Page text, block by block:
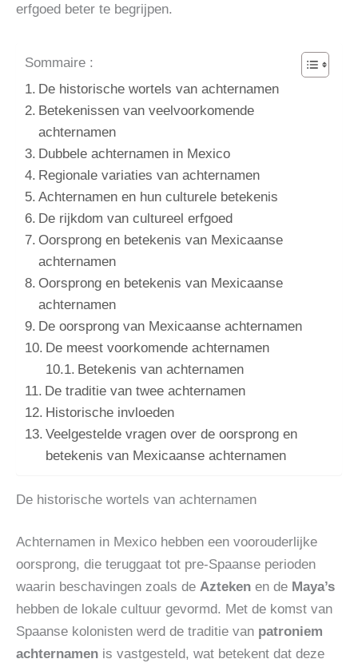
erfgoed beter te begrijpen.
Sommaire :
De historische wortels van achternamen
Betekenissen van veelvoorkomende
achternamen
Dubbele achternamen in Mexico
Regionale variaties van achternamen
Achternamen en hun culturele betekenis
De rijkdom van cultureel erfgoed
Oorsprong en betekenis van Mexicaanse
achternamen
Oorsprong en betekenis van Mexicaanse
achternamen
De oorsprong van Mexicaanse achternamen
De meest voorkomende achternamen
Betekenis van achternamen
De traditie van twee achternamen
Historische invloeden
Veelgestelde vragen over de oorsprong en
betekenis van Mexicaanse achternamen
De historische wortels van achternamen
Achternamen in Mexico hebben een voorouderlijke
oorsprong, die teruggaat tot pre-Spaanse perioden
waarin beschavingen zoals de Azteken en de Maya’s
hebben de lokale cultuur gevormd. Met de komst van
Spaanse kolonisten werd de traditie van patroniem
achternamen is vastgesteld, wat betekent dat deze